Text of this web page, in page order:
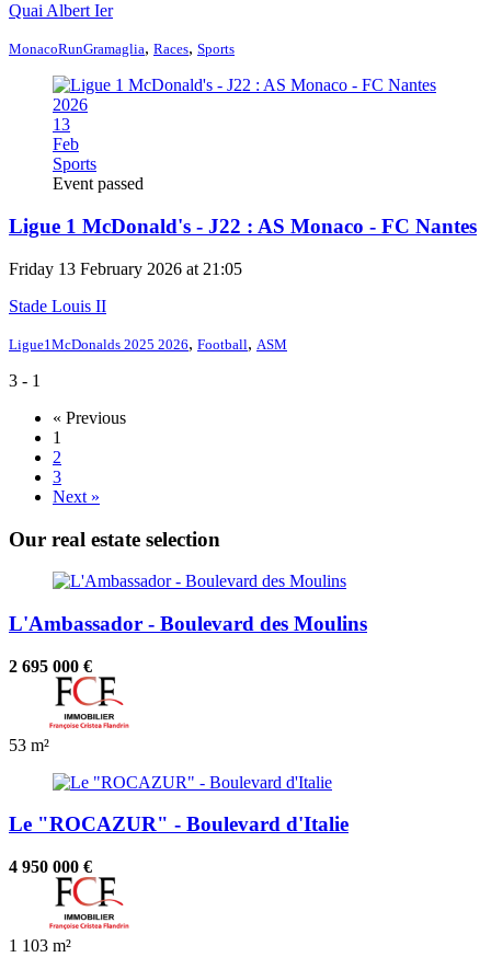
Quai Albert Ier
MonacoRunGramaglia, Races, Sports
2026
13
Feb
Sports
Event passed
Ligue 1 McDonald's - J22 : AS Monaco - FC Nantes
Friday 13 February 2026 at 21:05
Stade Louis II
Ligue1McDonalds 2025 2026, Football, ASM
3 - 1
« Previous
1
2
3
Next »
Our real estate selection
L'Ambassador - Boulevard des Moulins
2 695 000 €
53 m²
Le "ROCAZUR" - Boulevard d'Italie
4 950 000 €
1 103 m²